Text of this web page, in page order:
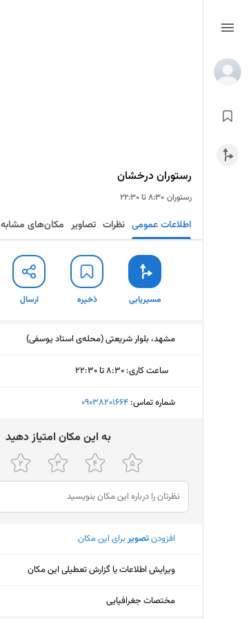
رستوران درخشان
رستوران ۸:۳۰ تا ۲۲:۳۰
اطلاعات عمومی نظرات تصاویر مکان‌های مشابه
مسیریابی ذخیره ارسال
مشهد، بلوار شریعتی (محله‌ی استاد یوسفی)
ساعت کاری: ۸:۳۰ تا ۲۲:۳۰
دوشنبه (امروز)
پنجشنبه
جمعه
شنبه
یکشنبه
شماره تماس: ‎09038201664
ﺑﻪ اﯾﻦ ﻣﮑﺎن اﻣﺘﯿﺎز دﻫﯿﺪ
افزودنتصویربرای این مکان
ویرایش اطلاعات یا گزارش تعطیلی این مکان
مختصات جغرافیایی